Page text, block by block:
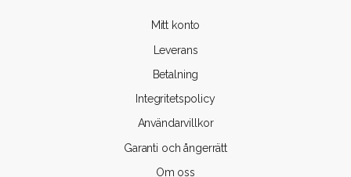
Mitt konto
Leverans
Betalning
Integritetspolicy
Användarvillkor
Garanti och ångerrätt
Om oss